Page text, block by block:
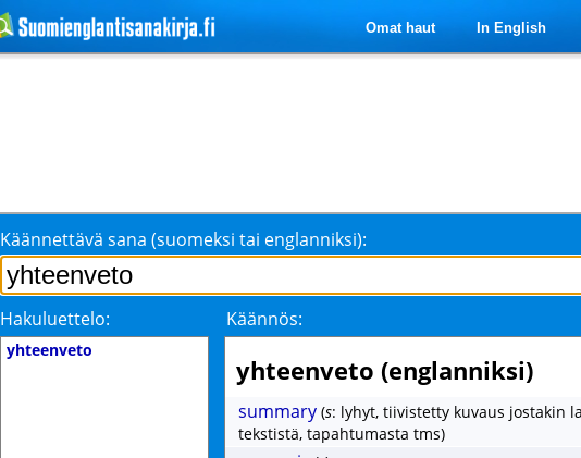
Omat haut In English
Käännettävä sana (suomeksi tai englanniksi):
Hakuluettelo: Käännös:
yhteenveto
yhteenveto (englanniksi)
summary (s: lyhyt, tiivistetty kuvaus jostakin
tekstistä, tapahtumasta tms)